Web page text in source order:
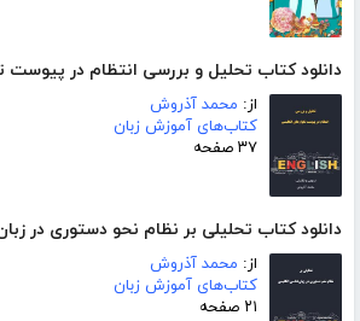
دانلود کتاب تحلیل و بررسی انتظام در پیوست
از: محمد آذروش
کتاب‌های آموزش زبان
۳۷ صفحه
دانلود کتاب تحلیلی بر نظام نحو دستوری در
از: محمد آذروش
کتاب‌های آموزش زبان
۲۱ صفحه